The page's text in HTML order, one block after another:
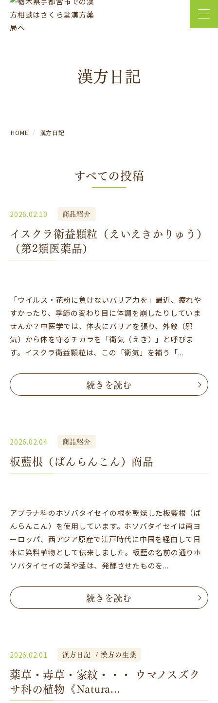
漢方日記
HOME 漢方日記
すべての投稿
2026.02.10 商品紹介
イスクラ衛益顆粒（えいえきかりゅう）
（第2類医薬品）
「ウイルス・花粉に負けないバリア力を」最近、疲れや
すかったり、季節の変わり目に体調を崩したりしていま
せんか？中医学では、体表にバリアを張り、外敵（邪
気）から体を守るチカラを「衛気（えき）」と呼びま
す。イスクラ衛益顆粒は、この「衛気」を補う「...
続きを読む
2026.02.04 商品紹介
板藍根（ばんらんこん）商品
アブラナ科のホソバタイセイの根を乾燥した板藍根（ば
んらんこん）を使用しています。ホソバタイセイは南ヨ
ーロッパ、西アジア原産で江戸時代に中国を経由して日
本に染料植物として伝来しました。板藍の名前の通りホ
ソバタイセイの葉や茎は、発酵させたものを...
続きを読む
2026.02.01 漢方日記 漢方の生薬
薬草・毒草・家紋・・・ ウマノスズク
サ科の植物《Natura...